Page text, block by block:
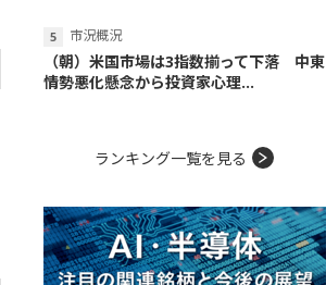
市況概況
（朝）米国市場は3指数揃って下落 中東
情勢悪化懸念から投資家心理...
ランキング一覧を見る